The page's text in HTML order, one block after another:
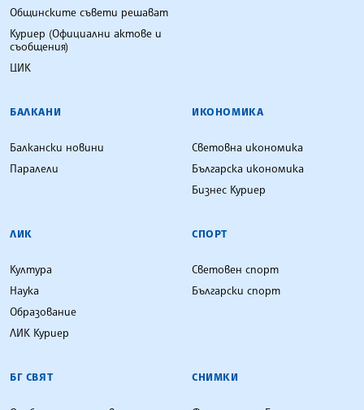
Общинските съвети решават
Куриер (Официални актове и
съобщения)
ЦИК
БАЛКАНИ
Балкански новини
Паралели
ИКОНОМИКА
Световна икономика
Българска икономика
Бизнес Куриер
ЛИК
Култура
Наука
Образование
ЛИК Куриер
СПОРТ
Световен спорт
Български спорт
БГ СВЯТ СНИМКИ